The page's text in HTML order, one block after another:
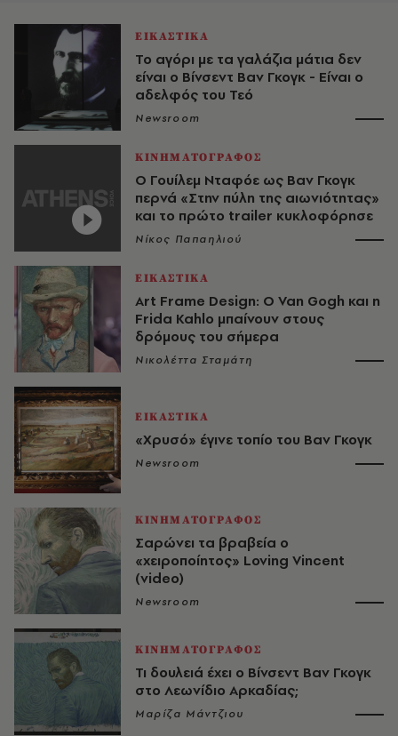
ΕΙΚΑΣΤΙΚΑ
Το αγόρι με τα γαλάζια μάτια δεν
είναι ο Βίνσεντ Βαν Γκογκ - Είναι ο
αδελφός του Τεό
Newsroom
ΚΙΝΗΜΑΤΟΓΡΑΦΟΣ
Ο Γουίλεμ Νταφόε ως Βαν Γκογκ
περνά «Στην πύλη της αιωνιότητας»
και το πρώτο trailer κυκλοφόρησε
Νίκος Παπαηλιού
ΕΙΚΑΣΤΙΚΑ
Art Frame Design: Ο Van Gogh και η
Frida Kahlo μπαίνουν στους
δρόμους του σήμερα
Νικολέττα Σταμάτη
ΕΙΚΑΣΤΙΚΑ
«Χρυσό» έγινε τοπίο του Βαν Γκογκ
Newsroom
ΚΙΝΗΜΑΤΟΓΡΑΦΟΣ
Σαρώνει τα βραβεία ο
«χειροποίητος» Loving Vincent
(video)
Newsroom
ΚΙΝΗΜΑΤΟΓΡΑΦΟΣ
Τι δουλειά έχει ο Βίνσεντ Βαν Γκογκ
στο Λεωνίδιο Αρκαδίας;
Μαρίζα Μάντζιου